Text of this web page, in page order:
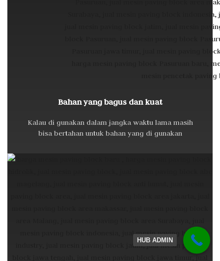
Bahan yang bagus dan kuat
Kalau di gunakan dalam jangka waktu lama masih
bisa bertahan untuk bahan yang di gunakan
HUB ADMIN